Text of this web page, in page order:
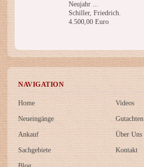
Neujahr ...
Schiller, Friedrich.
4.500,00 Euro
NAVIGATION
Home
Neueingänge
Ankauf
Sachgebiete
Videos
Gutachten
Über Uns
Kontakt